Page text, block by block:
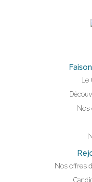
Le
Nos
Nos offres